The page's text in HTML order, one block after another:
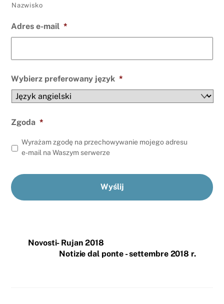
Nazwisko
Adres e-mail *
Wybierz preferowany język *
Zgoda *
Wyrażam zgodę na przechowywanie mojego adresu
e-mail na Waszym serwerze
Novosti- Rujan 2018
Notizie dal ponte - settembre 2018 r.